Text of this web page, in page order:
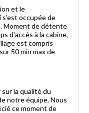
et le
s'est occupée de
Moment de détente
d'accès à la cabine,
est compris
50 min max de
la qualité du
notre équipe. Nous
ce moment de